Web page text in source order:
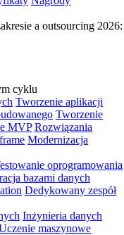
a outsourcing 2026:
cyklu
Tworzenie aplikacji
Tworzenie
MVP Rozwiązania
Modernizacja
oprogramowania
bazami danych
Dedykowany zespół
Inżynieria danych
maszynowe